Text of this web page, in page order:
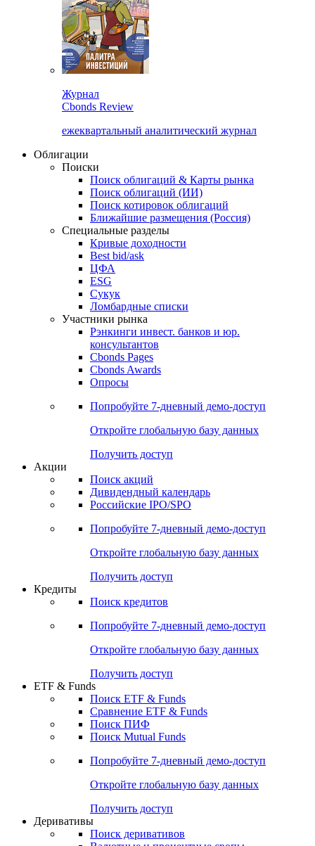
Cbonds Review
ежеквартальный аналитический журнал
Облигации
Поиски
Поиск облигаций & Карты рынка
Поиск облигаций (ИИ)
Поиск котировок облигаций
Ближайшие размещения (Россия)
Специальные разделы
Кривые доходности
Best bid/ask
ЦФА
ESG
Сукук
Ломбардные списки
Участники рынка
Рэнкинги инвест. банков и юр.
Cbonds Pages
Опросы
Попробуйте7-дневный
Откройте глобальную базу данных
Получить доступ
Поиск акций
Российские IPO/SPO
Попробуйте7-дневный
Откройте глобальную базу данных
Получить доступ
Поиск кредитов
Попробуйте7-дневный
Откройте глобальную базу данных
Получить доступ
ETF & Funds
Сравнение ETF & Funds
Поиск Mutual Funds
Попробуйте7-дневный
Откройте глобальную базу данных